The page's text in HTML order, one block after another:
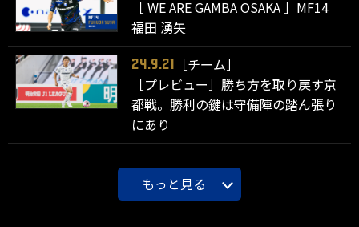
［ WE ARE GAMBA OSAKA ］MF14
福田 湧矢
24.9.21
［チーム］
［プレビュー］勝ち方を取り戻す京
都戦。勝利の鍵は守備陣の踏ん張り
にあり
もっと見る